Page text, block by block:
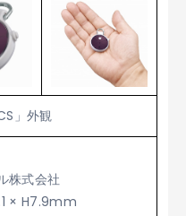
」外観
株式会社
× H7.9mm